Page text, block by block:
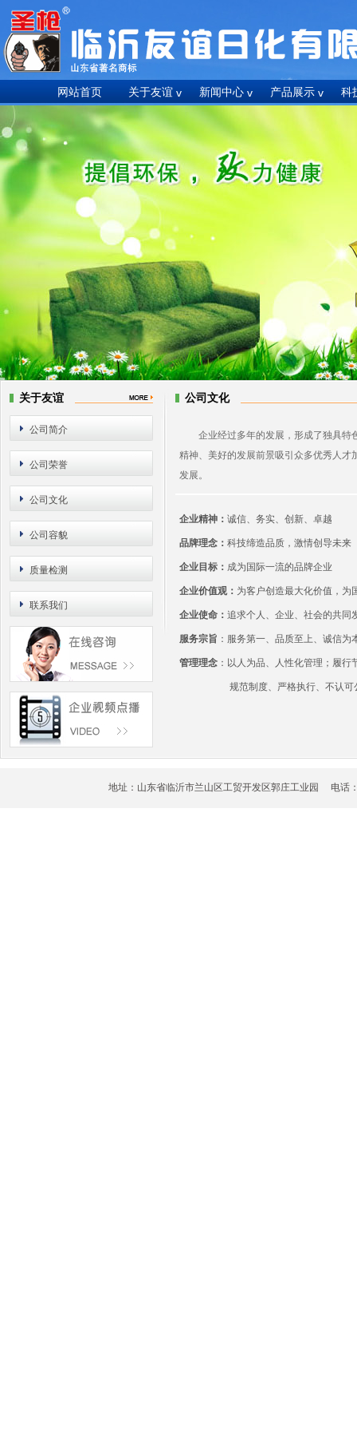
网站首页 关于友谊 新闻中心 产品展示 科
关于友谊
公司简介
公司荣誉
公司文化
公司容貌
质量检测
联系我们
公司文化
企业经过多年的发展，形成了独具特色
精神、美好的发展前景吸引众多优秀人
发展。
企业精神： 诚信、务实、创新、卓越
品牌理念： 科技缔造品质，激情创导未来
企业目标： 成为国际一流的品牌企业
企业价值观： 为客户创造最大化价值，为
企业使命： 追求个人、企业、社会的共同
服务宗旨 ：服务第一、品质至上、诚信为
管理理念 ：以人为品、人性化管理；履
规范制度、严格执行、不认可公
地址：山东省临沂市兰山区工贸开发区郭庄工业园 电